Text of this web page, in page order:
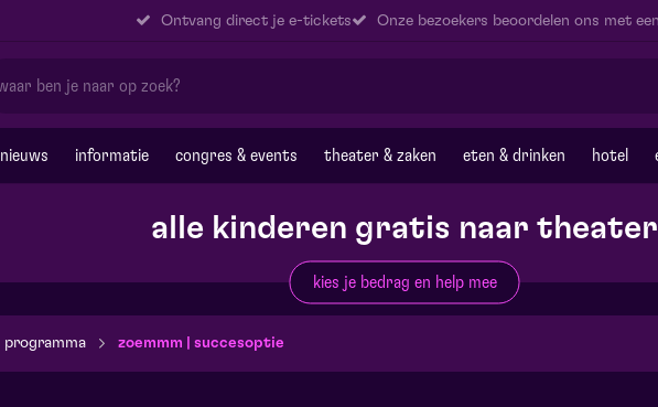
Ontvang direct je e-tickets Onze bezoekers beoordelen ons met
nieuws informatie congres & events theater & zaken eten & drinken hotel
alle kinderen gratis naar theater
kies je bedrag en help mee
programma zoemmm | succesoptie